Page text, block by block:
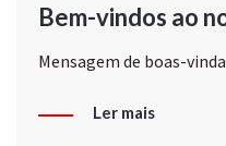
Bem-vindos ao
Mensagem de boas-
Ler mais